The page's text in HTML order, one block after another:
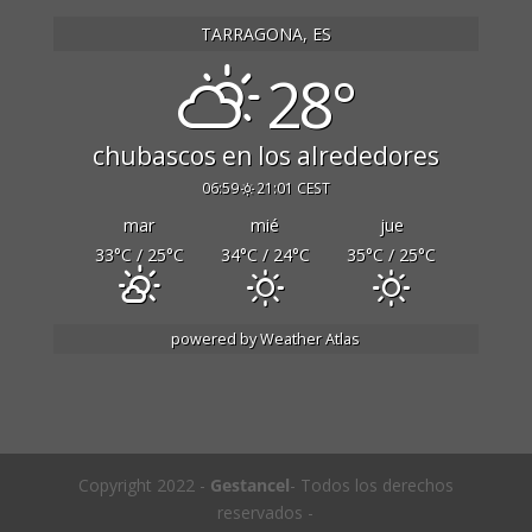
TARRAGONA, ES
28°
chubascos en los alrededores
06:59 21:01 CEST
mar mié
jue
33°C/ 25°C 34°C/ 24°C 35°C / 25°C
powered byWeather Atlas
Copyright 2022 - Gestancel- Todos los derechos
reservados -